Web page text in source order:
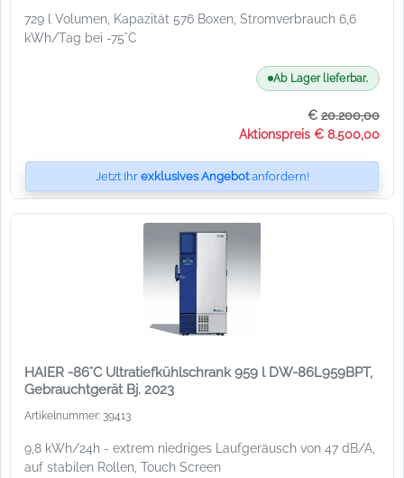
729 l Volumen, Kapazität 576 Boxen, Stromverbrauch 6,6
kWh/Tag bei -75°C
Ab Lager lieferbar.
€ 20.200,00
Aktionspreis € 8.500,00
Jetzt Ihr exklusives Angebotanfordern!
HAIER -86°C Ultratiefkühlschrank 959 l DW-86L959BPT,
Gebrauchtgerät Bj. 2023
Artikelnummer: 39413
9,8 kWh/24h - extrem niedriges Laufgeräusch von 47 dB/A,
auf stabilen Rollen, Touch Screen